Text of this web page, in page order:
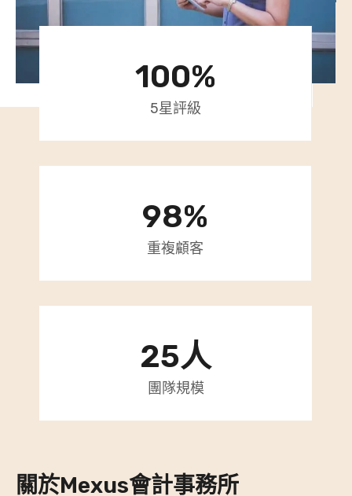
100%
5星評級
98%
重複顧客
25人
團隊規模
關於Mexus會計事務所